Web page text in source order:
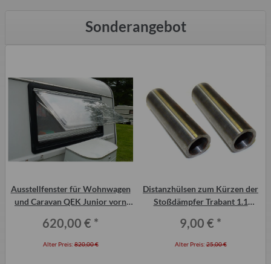
Sonderangebot
Ausstellfenster für Wohnwagen
und Caravan QEK Junior vorn
620,00 € *
Alter Preis:820,00 €
Distanzhülsen zum Kürzen der
Stoßdämpfer Trabant 1.1
9,00 € *
Alter Preis:25,00 €